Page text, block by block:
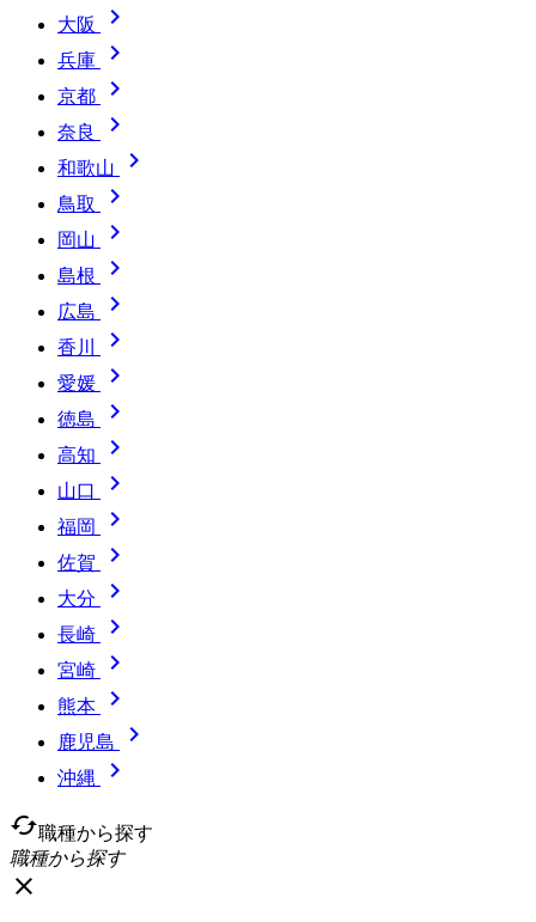
大阪 
兵庫 
京都 
奈良 
和歌山 
鳥取 
岡山 
島根 
広島 
香川 
愛媛 
徳島 
高知 
山口 
福岡 
佐賀 
大分 
長崎 
宮崎 
熊本 
鹿児島 
沖縄

cached職種から探す
職種から探す
close